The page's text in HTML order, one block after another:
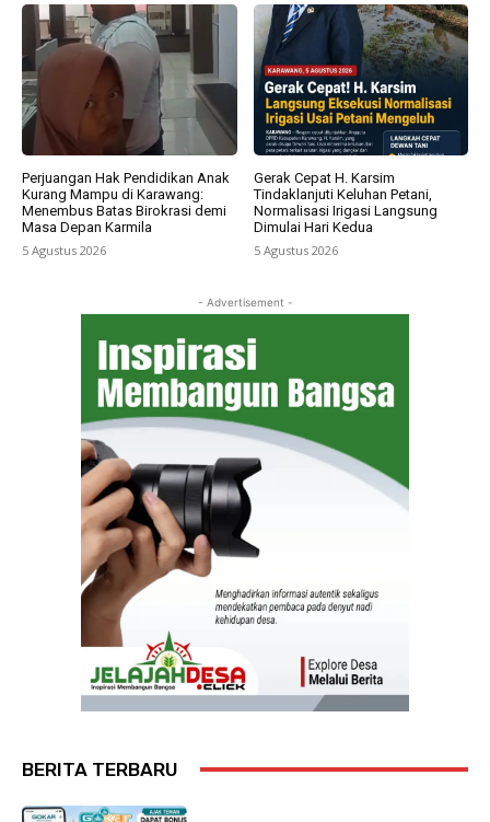
Perjuangan Hak Pendidikan Anak
Kurang Mampu di Karawang:
Menembus Batas Birokrasi demi
Masa Depan Karmila
5 Agustus 2026
Gerak Cepat H. Karsim
Tindaklanjuti Keluhan Petani,
Normalisasi Irigasi Langsung
Dimulai Hari Kedua
5 Agustus 2026
- Advertisement -
BERITA TERBARU